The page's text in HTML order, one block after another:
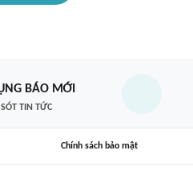
BÁO MỚI
TIN TỨC
Chính sách bảo mật